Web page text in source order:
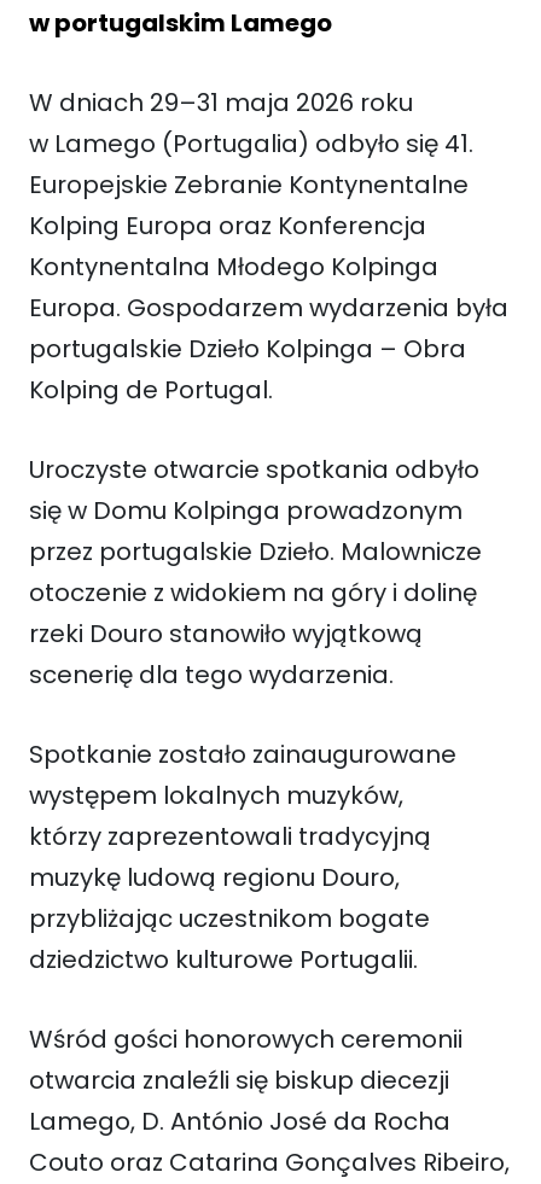
w portugalskim Lamego
W dniach 29–31 maja 2026 roku
w Lamego (Portugalia) odbyło się 41.
Europejskie Zebranie Kontynentalne
Kolping Europa oraz Konferencja
Kontynentalna Młodego Kolpinga
Europa. Gospodarzem wydarzenia była
portugalskie Dzieło Kolpinga – Obra
Kolping de Portugal.
Uroczyste otwarcie spotkania odbyło
się w Domu Kolpinga prowadzonym
przez portugalskie Dzieło. Malownicze
otoczenie z widokiem na góry i dolinę
rzeki Douro stanowiło wyjątkową
scenerię dla tego wydarzenia.
Spotkanie zostało zainaugurowane
występem lokalnych muzyków,
którzy zaprezentowali tradycyjną
muzykę ludową regionu Douro,
przybliżając uczestnikom bogate
dziedzictwo kulturowe Portugalii.
Wśród gości honorowych ceremonii
otwarcia znaleźli się biskup diecezji
Lamego, D. António José da Rocha
Couto oraz Catarina Gonçalves Ribeiro,